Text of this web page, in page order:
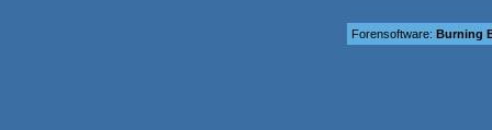
Forensoftware: Burning